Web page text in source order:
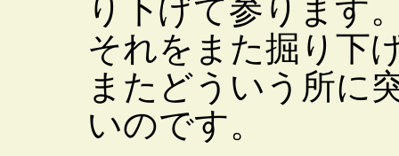
り下げて参ります
それをまた掘り下
またどういう所に
いのです。